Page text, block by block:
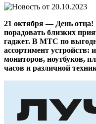
20.10.2023
21 октября — День
порадовать близких
гаджет. В МТС по
ассортимент устройств:
мониторов, ноутбуков,
часов и различной